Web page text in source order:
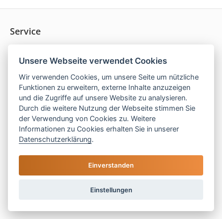
Service
» Kontakt
» FAQ
» Blog
» Schutz vor Stornokosten
» Bewertungen
» Impressum
» AGB
Unsere Webseite verwendet Cookies
Wir verwenden Cookies, um unsere Seite um nützliche
Funktionen zu erweitern, externe Inhalte anzuzeigen
und die Zugriffe auf unsere Website zu analysieren.
Durch die weitere Nutzung der Webseite stimmen Sie
der Verwendung von Cookies zu. Weitere
Informationen zu Cookies erhalten Sie in unserer
Datenschutzerklärung.
Einverstanden
Einstellungen